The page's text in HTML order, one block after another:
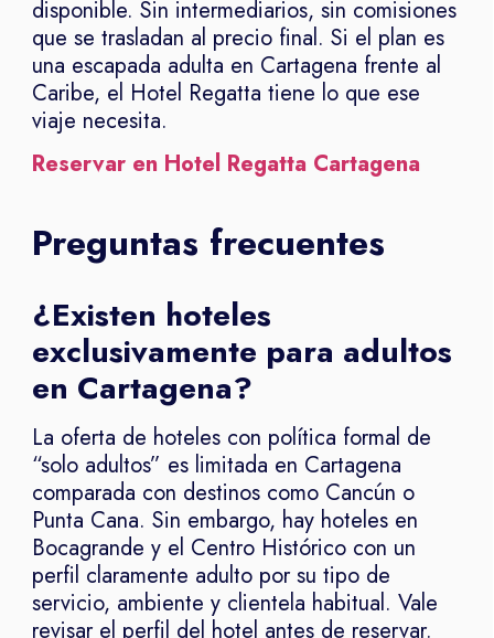
disponible. Sin intermediarios, sin comisiones
que se trasladan al precio final. Si el plan es
una escapada adulta en Cartagena frente al
Caribe, el Hotel Regatta tiene lo que ese
viaje necesita.
Reservar en Hotel Regatta Cartagena
Preguntas frecuentes
¿Existen hoteles
exclusivamente para adultos
en Cartagena?
La oferta de hoteles con política formal de
“solo adultos” es limitada en Cartagena
comparada con destinos como Cancún o
Punta Cana. Sin embargo, hay hoteles en
Bocagrande y el Centro Histórico con un
perfil claramente adulto por su tipo de
servicio, ambiente y clientela habitual. Vale
revisar el perfil del hotel antes de reservar.